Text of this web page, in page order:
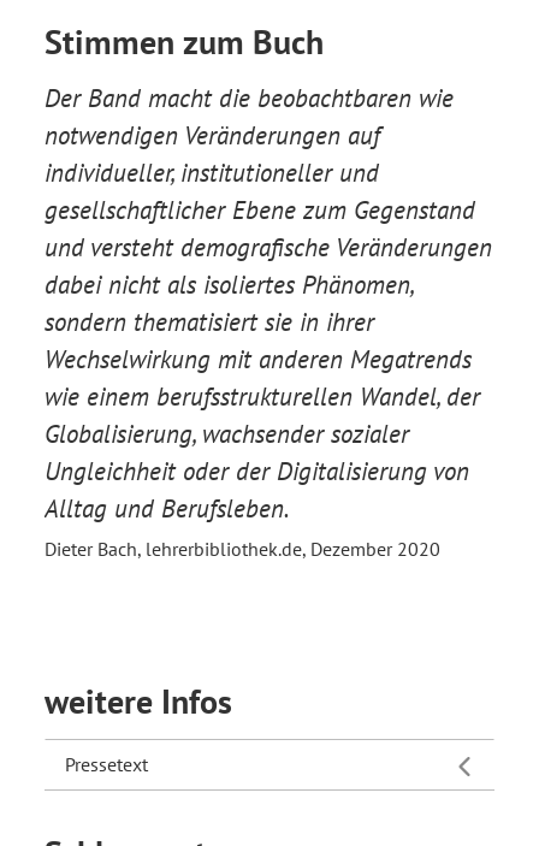
Stimmen zum Buch
Der Band macht die beobachtbaren wie
notwendigen Veränderungen auf
individueller, institutioneller und
gesellschaftlicher Ebene zum Gegenstand
und versteht demografische Veränderungen
dabei nicht als isoliertes Phänomen,
sondern thematisiert sie in ihrer
Wechselwirkung mit anderen Megatrends
wie einem berufsstrukturellen Wandel, der
Globalisierung, wachsender sozialer
Ungleichheit oder der Digitalisierung von
Alltag und Berufsleben.
Dieter Bach, lehrerbibliothek.de, Dezember 2020
weitere Infos
Pressetext